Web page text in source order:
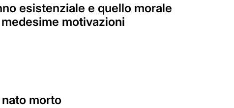
esistenziale e quello morale
motivazioni
morto